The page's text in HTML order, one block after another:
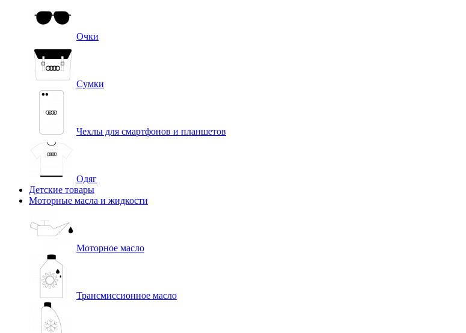
Очки
Сумки
Чехлы для смартфонов и планшетов
Одяг
Детские товары
Моторные масла и жидкости
Моторное масло
Трансмиссионное масло